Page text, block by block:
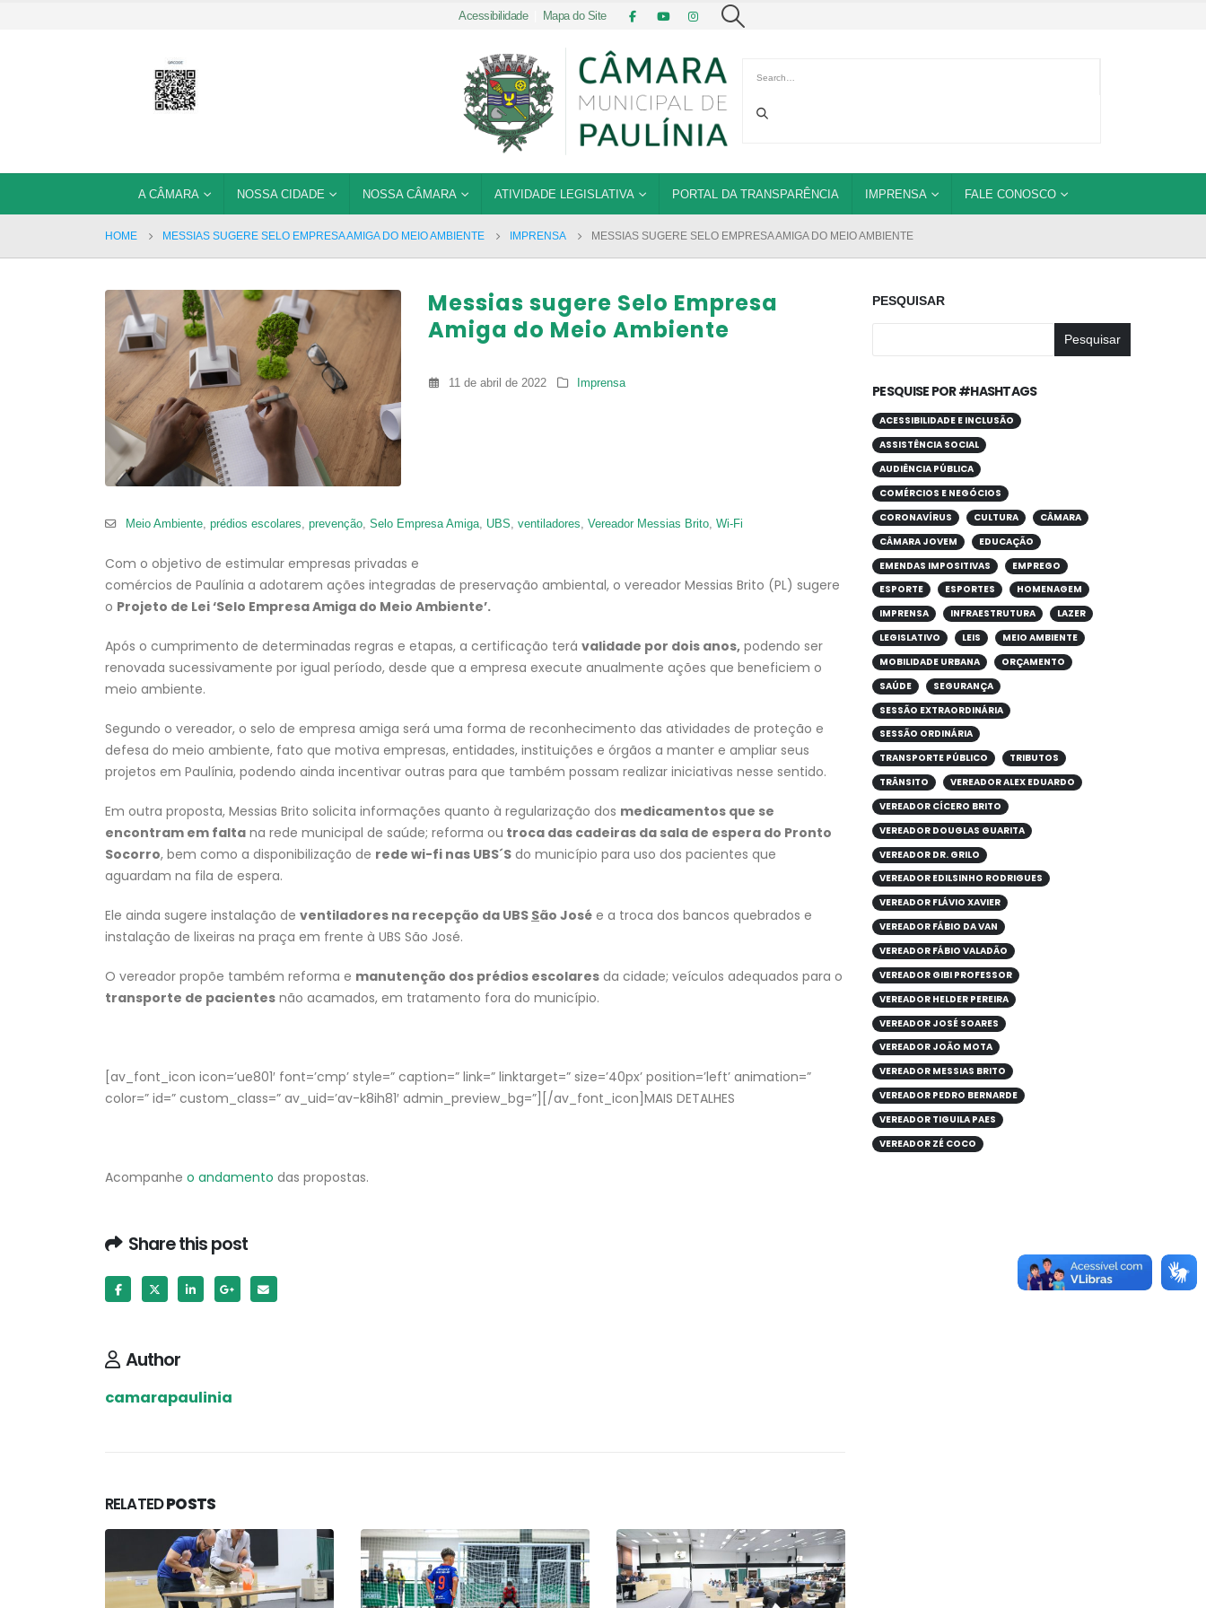
Acessibilidade| Mapa do Site
A CÂMARA NOSSA CIDADE NOSSA CÂMARA ATIVIDADE LEGISLATIVA PORTAL DA TRANSPARÊNCIA IMPRENSA FALE CONOSCO
HOME MESSIAS SUGERE SELO EMPRESA AMIGA DO MEIO AMBIENTE IMPRENSA MESSIAS SUGERE SELO EMPRESA AMIGA DO MEIO AMBIENTE
Messias sugere Selo Empresa
Amiga do Meio Ambiente
11 de abril de 2022 Imprensa
Meio Ambiente, prédios escolares, prevenção, Selo Empresa Amiga, UBS, ventiladores, Vereador Messias Brito, Wi-Fi
Com o objetivo de estimular empresas privadas e
comércios de Paulínia a adotarem ações integradas de preservação ambiental, o vereador Messias Brito (PL) sugere
o Projeto de Lei ‘Selo Empresa Amiga do Meio Ambiente’.
Após o cumprimento de determinadas regras e etapas, a certificação terá validade por dois anos, podendo ser
renovada sucessivamente por igual período, desde que a empresa execute anualmente ações que beneficiem o
meio ambiente.
Segundo o vereador, o selo de empresa amiga será uma forma de reconhecimento das atividades de proteção e
defesa do meio ambiente, fato que motiva empresas, entidades, instituições e órgãos a manter e ampliar seus
projetos em Paulínia, podendo ainda incentivar outras para que também possam realizar iniciativas nesse sentido.
Em outra proposta, Messias Brito solicita informações quanto à regularização dos medicamentos que se
encontram em falta na rede municipal de saúde; reforma ou troca das cadeiras da sala de espera do Pronto
Socorro, bem como a disponibilização de rede wi-fi nas UBS´S do município para uso dos pacientes que
aguardam na fila de espera.
Ele ainda sugere instalação de ventiladores na recepção da UBS São José e a troca dos bancos quebrados e
instalação de lixeiras na praça em frente à UBS São José.
O vereador propõe também reforma e manutenção dos prédios escolares da cidade; veículos adequados para o
transporte de pacientes não acamados, em tratamento fora do município.
[av_font_icon icon=’ue801′ font=’cmp’ style=” caption=” link=” linktarget=” size=’40px’ position=’left’ animation=”
color=” id=” custom_class=” av_uid=’av-k8ih81′ admin_preview_bg=”][/av_font_icon]MAIS DETALHES
Acompanhe o andamento das propostas.
Share this post
Author
camarapaulinia
RELATEDPOSTS
PESQUISAR
Pesquisar
PESQUISE POR #HASHTAGS
ACESSIBILIDADE E INCLUSÃO
ASSISTÊNCIA SOCIAL
AUDIÊNCIA PÚBLICA
COMÉRCIOS E NEGÓCIOS
CORONAVÍRUS
CULTURA
CÂMARA
CÂMARA JOVEM
EDUCAÇÃO
EMENDAS IMPOSITIVAS
EMPREGO
ESPORTE
ESPORTES
HOMENAGEM
IMPRENSA
INFRAESTRUTURA
LAZER
LEGISLATIVO
LEIS
MEIO AMBIENTE
MOBILIDADE URBANA
ORÇAMENTO
SAÚDE
SEGURANÇA
SESSÃO EXTRAORDINÁRIA
SESSÃO ORDINÁRIA
TRANSPORTE PÚBLICO
TRIBUTOS
TRÂNSITO
VEREADOR ALEX EDUARDO
VEREADOR CÍCERO BRITO
VEREADOR DOUGLAS GUARITA
VEREADOR DR. GRILO
VEREADOR EDILSINHO RODRIGUES
VEREADOR FLÁVIO XAVIER
VEREADOR FÁBIO DA VAN
VEREADOR FÁBIO VALADÃO
VEREADOR GIBI PROFESSOR
VEREADOR HELDER PEREIRA
VEREADOR JOSÉ SOARES
VEREADOR JOÃO MOTA
VEREADOR MESSIAS BRITO
VEREADOR PEDRO BERNARDE
VEREADOR TIGUILA PAES
VEREADOR ZÉ COCO